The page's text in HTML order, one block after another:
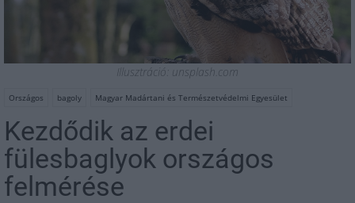
Illusztráció: unsplash.com
Országos bagoly Magyar Madártani és Természetvédelmi Egyesület
Kezdődik az erdei
fülesbaglyok országos
felmérése